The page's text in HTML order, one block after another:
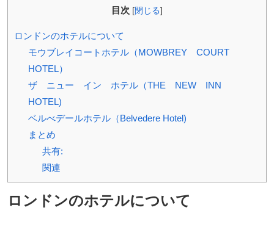
目次 [閉じる]
ロンドンのホテルについて
モウブレイコートホテル（MOWBREY COURT
HOTEL）
ザ ニュー イン ホテル（THE NEW INN
HOTEL)
ベルべデールホテル（Belvedere Hotel)
まとめ
共有:
関連
ロンドンのホテルについて